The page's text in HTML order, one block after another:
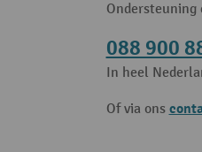
Ondersteuning
088 900
In heel
Of via ons